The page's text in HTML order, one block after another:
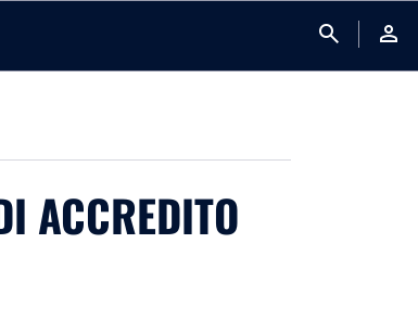
search person
ACCREDITO